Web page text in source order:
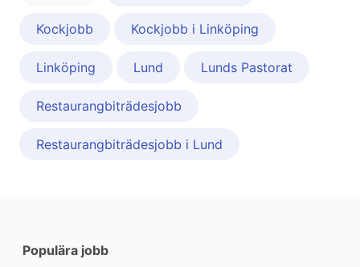
Kockjobb Kockjobb i Linköping
Linköping Lund Lunds Pastorat
Restaurangbiträdesjobb
Restaurangbiträdesjobb i Lund
Populära jobb